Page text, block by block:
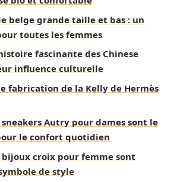
belge grande taille et bas : un
toutes les femmes
fascinante des Chinese
influence culturelle
fabrication de la Kelly de Hermès
Autry pour dames sont le
le confort quotidien
bijoux croix pour femme sont
de style